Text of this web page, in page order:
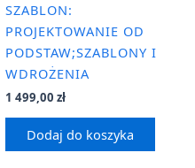
SZABLON:
PROJEKTOWANIE OD
PODSTAW;SZABLONY I
WDROŻENIA
1 499,00 zł
Dodaj do koszyka